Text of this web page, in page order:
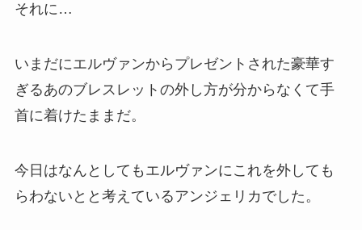
それに…
いまだにエルヴァンからプレゼントされた豪華す
ぎるあのブレスレットの外し方が分からなくて手
首に着けたままだ。
今日はなんとしてもエルヴァンにこれを外しても
らわないとと考えているアンジェリカでした。